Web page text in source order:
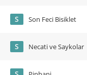
S Son Feci Bisiklet
S Necati ve Saykolar